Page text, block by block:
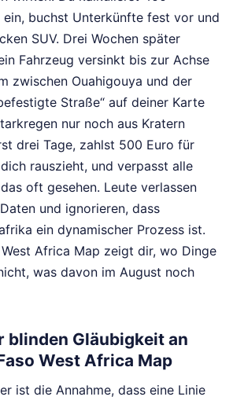
buchst Unterkünfte fest vor und
SUV. Drei Wochen später
Fahrzeug versinkt bis zur Achse
zwischen Ouahigouya und der
Straße“ auf deiner Karte
nur noch aus Kratern
drei Tage, zahlst 500 Euro für
rauszieht, und verpasst alle
oft gesehen. Leute verlassen
und ignorieren, dass
ein dynamischer Prozess ist.
West Africa Map zeigt dir, wo Dinge
was davon im August noch
blinden Gläubigkeit an
West Africa Map
ist die Annahme, dass eine Linie